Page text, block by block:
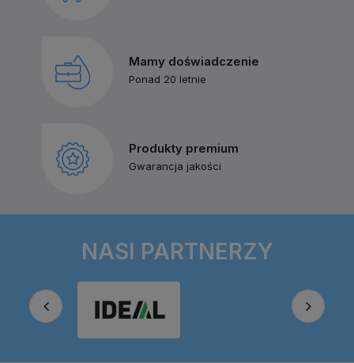
Mamy doświadczenie
Ponad 20 letnie
Produkty premium
Gwarancja jakości
NASI PARTNERZY